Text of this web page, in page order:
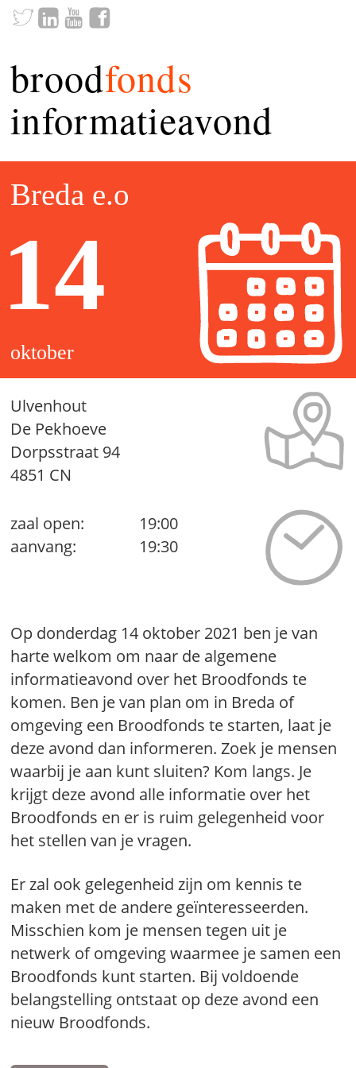
broodfonds
informatieavond
Breda e.o
14
oktober
Ulvenhout
De Pekhoeve
Dorpsstraat 94
4851 CN
zaal open:
19:00
aanvang:
19:30
Op donderdag 14 oktober 2021 ben je van
harte welkom om naar de algemene
informatieavond over het Broodfonds te
komen. Ben je van plan om in Breda of
omgeving een Broodfonds te starten, laat je
deze avond dan informeren. Zoek je mensen
waarbij je aan kunt sluiten? Kom langs. Je
krijgt deze avond alle informatie over het
Broodfonds en er is ruim gelegenheid voor
het stellen van je vragen.
Er zal ook gelegenheid zijn om kennis te
maken met de andere geïnteresseerden.
Misschien kom je mensen tegen uit je
netwerk of omgeving waarmee je samen een
Broodfonds kunt starten. Bij voldoende
belangstelling ontstaat op deze avond een
nieuw Broodfonds.